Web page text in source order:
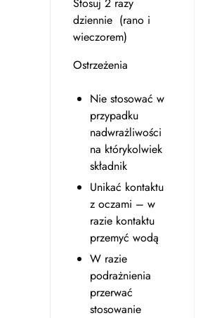
dziennie (rano i
wieczorem)
Ostrzeżenia
Nie stosować w
przypadku
nadwrażliwości
na którykolwiek
składnik
Unikać kontaktu
z oczami – w
razie kontaktu
przemyć wodą
W razie
podrażnienia
przerwać
stosowanie